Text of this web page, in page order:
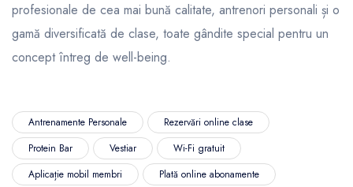
profesionale de cea mai bună calitate, antrenori personali și o
gamă diversificată de clase, toate gândite special pentru un
concept întreg de well-being.
Antrenamente Personale
Rezervări online clase
Protein Bar
Vestiar
Wi-Fi gratuit
Aplicație mobil membri
Plată online abonamente